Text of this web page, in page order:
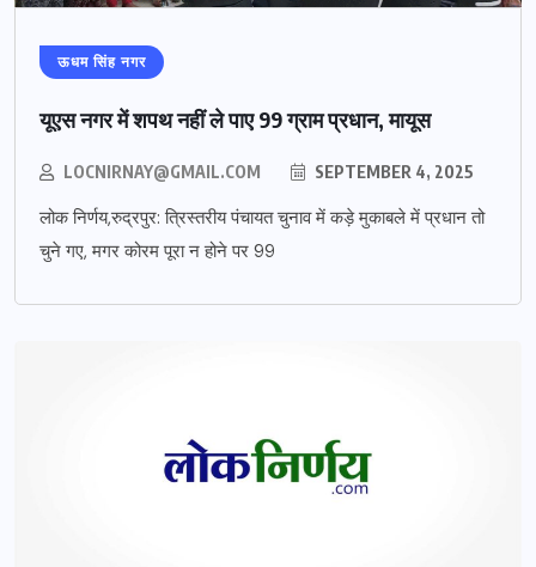
ऊधम सिंह नगर
यूएस नगर में शपथ नहीं ले पाए 99 ग्राम प्रधान, मायूस
LOCNIRNAY@GMAIL.COM SEPTEMBER 4, 2025
लोक निर्णय,रुद्रपुर: त्रिस्तरीय पंचायत चुनाव में कड़े मुकाबले में प्रधान तो
चुने गए, मगर कोरम पूरा न होने पर 99